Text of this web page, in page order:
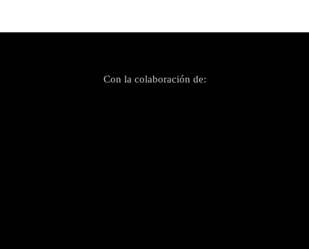
Con la colaboración de: